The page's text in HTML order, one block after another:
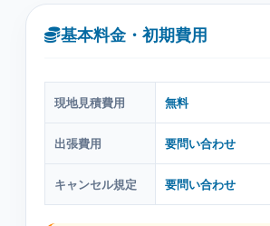
基本料金・初期費用
現地見積費用 無料
出張費用 要問い合わせ
キャンセル規定 要問い合わせ